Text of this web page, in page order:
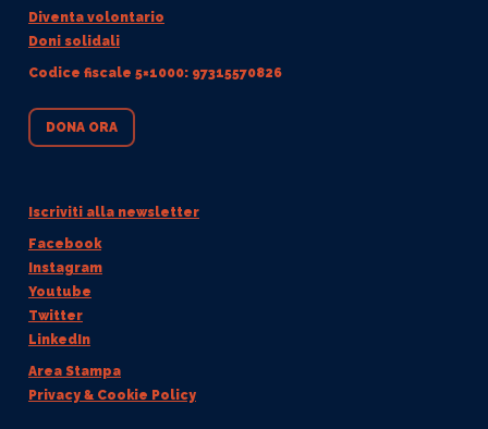
Diventa volontario
Doni solidali
Codice fiscale 5×1000: 97315570826
DONA ORA
Iscriviti alla newsletter
Facebook
Instagram
Youtube
Twitter
LinkedIn
Area Stampa
Privacy & Cookie Policy